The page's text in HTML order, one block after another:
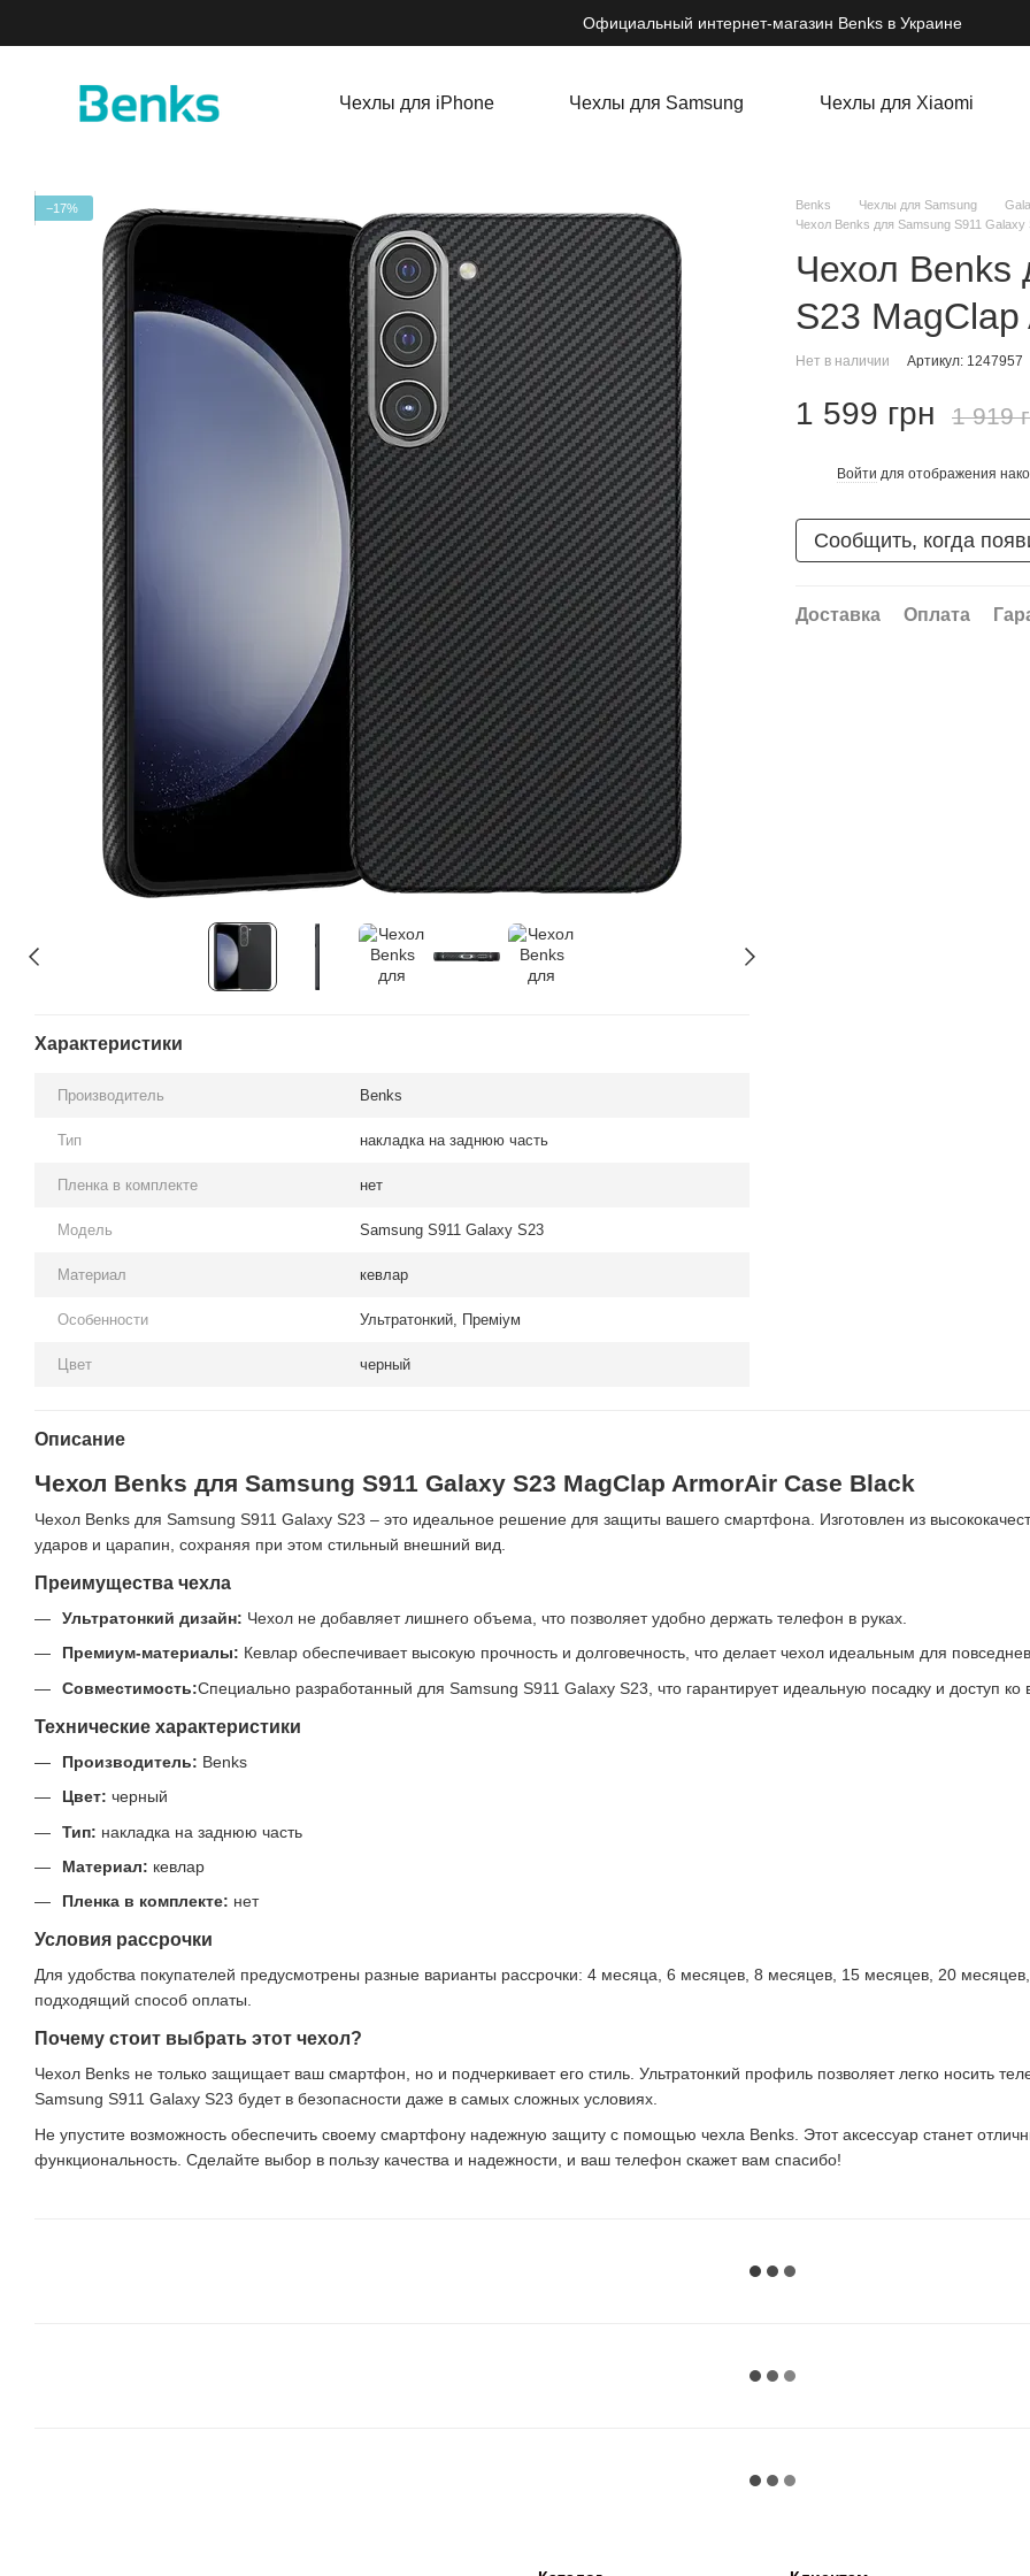
Официальный интернет-магазин Benks в Украине
Чехлы для iPhone Чехлы для Samsung Чехлы для Xiaomi
−17%
Характеристики
Производитель Benks
Тип накладка на заднюю часть
Пленка в комплекте нет
Модель Samsung S911 Galaxy S23
Материал кевлар
Особенности Ультратонкий, Преміум
Цвет черный
Benks Чехлы для Samsung
Чехол Benks для Samsung S911
Чехол Benks
S23
Нет в наличии Артикул: 1247957
1 599 грн 1 919
Войти для отображения
Сообщить, когда
Доставка Оплата
Описание
Чехол Benks для Samsung S911 Galaxy S23 MagClap ArmorAir Case Black
Чехол Benks для Samsung S911 Galaxy S23 – это идеальное решение для защиты вашего смартфона. Изготовлен из
ударов и царапин, сохраняя при этом стильный внешний вид.
Преимущества чехла
Ультратонкий дизайн: Чехол не добавляет лишнего объема, что позволяет удобно держать телефон в руках.
Премиум-материалы: Кевлар обеспечивает высокую прочность и долговечность, что делает чехол идеальным для
Совместимость:Специально разработанный для Samsung S911 Galaxy S23, что гарантирует идеальную посадку и доступ ко
Технические характеристики
Производитель: Benks
Цвет: черный
Тип: накладка на заднюю часть
Материал: кевлар
Пленка в комплекте: нет
Условия рассрочки
Для удобства покупателей предусмотрены разные варианты рассрочки: 4 месяца, 6 месяцев, 8 месяцев, 15 месяцев, 20
подходящий способ оплаты.
Почему стоит выбрать этот чехол?
Чехол Benks не только защищает ваш смартфон, но и подчеркивает его стиль. Ультратонкий профиль позволяет легко носить
Samsung S911 Galaxy S23 будет в безопасности даже в самых сложных условиях.
Не упустите возможность обеспечить своему смартфону надежную защиту с помощью чехла Benks. Этот аксессуар станет
функциональность. Сделайте выбор в пользу качества и надежности, и ваш телефон скажет вам спасибо!